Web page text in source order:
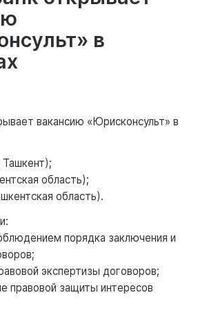
в
вакансию «Юрисконсульт» в
область);
область).
порядка заключения и
экспертизы договоров;
правовой защиты интересов